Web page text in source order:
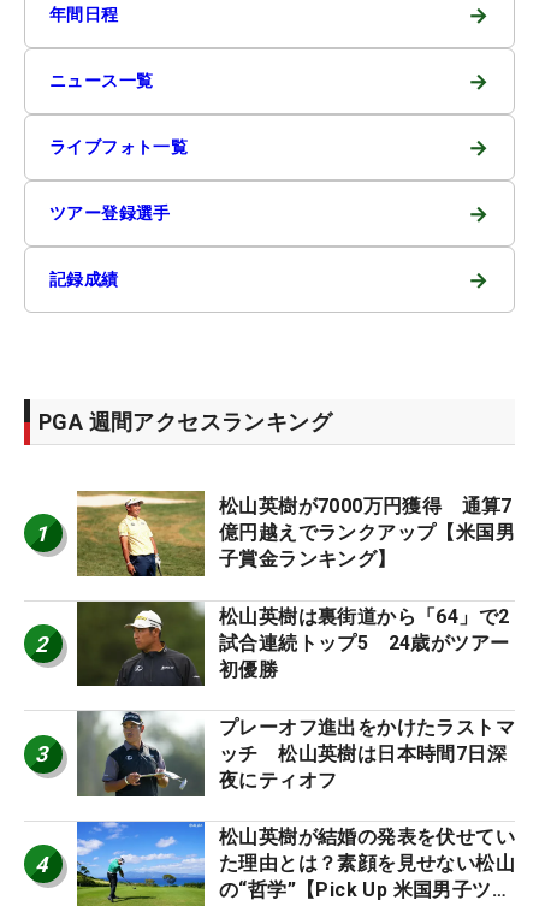
年間日程 →
ニュース一覧 →
ライブフォト一覧 →
ツアー登録選手 →
記録成績 →
PGA 週間アクセスランキング
1
松山英樹が7000万円獲得 通算7
億円越えでランクアップ【米国男
子賞金ランキング】
2
松山英樹は裏街道から「64」で2
試合連続トップ5 24歳がツアー
初優勝
3
プレーオフ進出をかけたラストマ
ッチ 松山英樹は日本時間7日深
夜にティオフ
4
松山英樹が結婚の発表を伏せてい
た理由とは？素顔を見せない松山
の“哲学”【Pick Up 米国男子ツア